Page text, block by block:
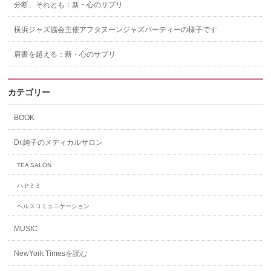
分断、それとも：新・心のサプリ
横浜ジャズ協会主催アフタヌーンジャズパーティーの様子です
肩書を超える：新・心のサプリ
カテゴリー
BOOK
Dr.純子のメディカルサロン
TEA SALON
ハヤミミ
ヘルスコミュニケーション
MUSIC
NewYork Timesを読む